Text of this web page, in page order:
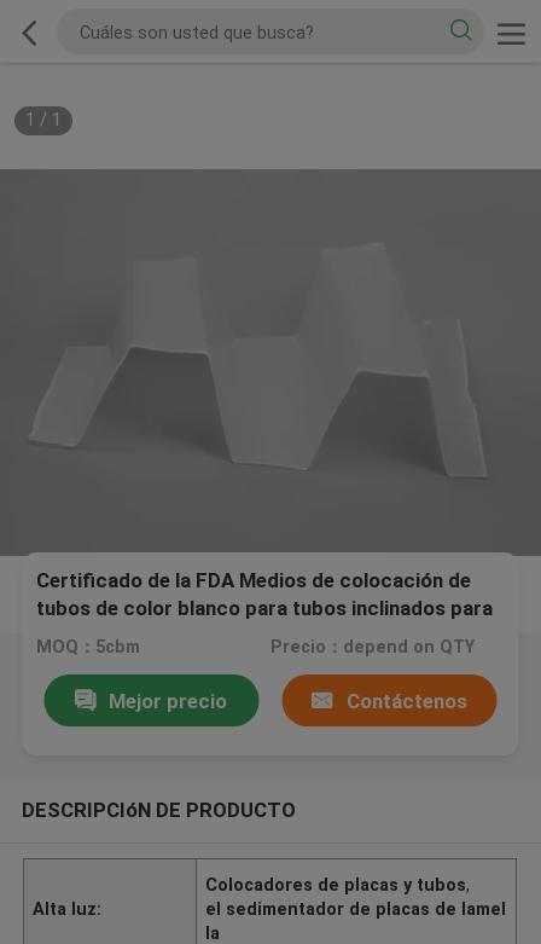
1 / 1
Certificado de la FDA Medios de colocación de
tubos de color blanco para tubos inclinados para
embalaje de etileno
MOQ：5cbm Precio：depend on QTY
Mejor precio Contáctenos
DESCRIPCIóN DE PRODUCTO
Alta luz:
Colocadores de placas y tubos,
el sedimentador de placas de lamel
la